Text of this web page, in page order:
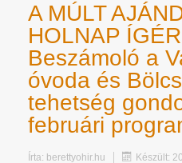
A MÚLT
HOLNAP
Beszámoló a
óvoda és
tehetség
februári
Írta: berettyohir.hu Készült: